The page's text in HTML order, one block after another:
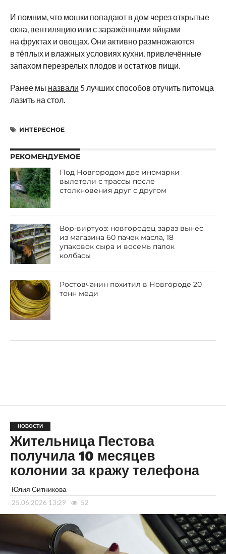
И помним, что мошки попадают в дом через открытые
окна, вентиляцию или с заражёнными яйцами
на фруктах и овощах. Они активно размножаются
в тёплых и влажных условиях кухни, привлечённые
запахом перезрелых плодов и остатков пищи.
Ранее мы назвали 5 лучших способов отучить питомца
лазить на стол.
ИНТЕРЕСНОЕ
РЕКОМЕНДУЕМОЕ
Под Новгородом две иномарки
вылетели с трассы после
столкновения друг с другом
Вор-виртуоз: новгородец зараз вынес
из магазина 60 пачек масла, 18
упаковок сыра и восемь палок
колбасы
Ростовчанин похитил в Новгороде 20
тонн меди
НОВОСТИ
Жительница Пестова
получила 10 месяцев
колонии за кражу телефона
Юлия Ситникова
25.06.2026 13:29 52